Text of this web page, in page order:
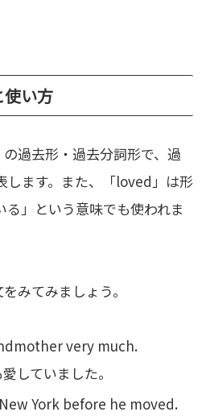
使い方
過去形・過去分詞形で、過
します。また、「loved」は形
る」という意味でも使われま
みてみましょう。
very much.
していました。
York before he moved.